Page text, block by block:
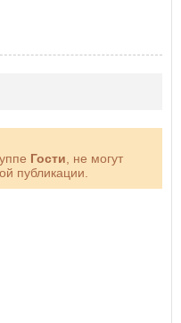
Гости , не могут
публикации.